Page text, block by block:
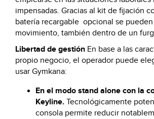
impensadas. Gracias al kit de fijación
batería recargable opcional se
movimiento, también dentro de un
Libertad de gestión En base a las
propio negocio, el operador puede
usar Gymkana:
En el modo stand alone con la
Keyline. Tecnológicamente
consola permite reducir